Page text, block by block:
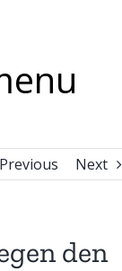
Previous Next
den